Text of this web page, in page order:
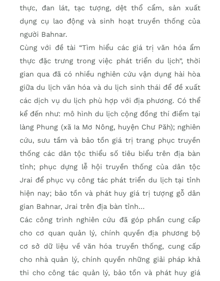
thực, đan lát, tạc tượng, dệt thổ cẩm, sản xuất
dụng cụ lao động và sinh hoạt truyền thống của
người Bahnar.
Cùng với đề tài “Tìm hiểu các giá trị văn hóa ẩm
thực đặc trưng trong việc phát triển du lịch”, thời
gian qua đã có nhiều nghiên cứu vận dụng hài hòa
giữa du lịch văn hóa và du lịch sinh thái để đề xuất
các dịch vụ du lịch phù hợp với địa phương. Có thể
kể đến như: mô hình du lịch cộng đồng thí điểm tại
làng Phung (xã Ia Mơ Nông, huyện Chư Păh); nghiên
cứu, sưu tầm và bảo tồn giá trị trang phục truyền
thống các dân tộc thiểu số tiêu biểu trên địa bàn
tỉnh; phục dựng lễ hội truyền thống của dân tộc
Jrai để phục vụ công tác phát triển du lịch tại tỉnh
hiện nay; bảo tồn và phát huy giá trị tượng gỗ dân
gian Bahnar, Jrai trên địa bàn tỉnh…
Các công trình nghiên cứu đã góp phần cung cấp
cho cơ quan quản lý, chính quyền địa phương bộ
cơ sở dữ liệu về văn hóa truyền thống, cung cấp
cho nhà quản lý, chính quyền những giải pháp khả
thi cho công tác quản lý, bảo tồn và phát huy giá